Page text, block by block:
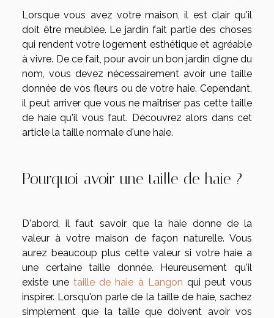
Lorsque vous avez votre maison, il est clair qu'il
doit être meublée. Le jardin fait partie des choses
qui rendent votre logement esthétique et agréable
à vivre. De ce fait, pour avoir un bon jardin digne du
nom, vous devez nécessairement avoir une taille
donnée de vos fleurs ou de votre haie. Cependant,
il peut arriver que vous ne maîtriser pas cette taille
de haie qu'il vous faut. Découvrez alors dans cet
article la taille normale d'une haie.
Pourquoi avoir une taille de haie ?
D'abord, il faut savoir que la haie donne de la
valeur à votre maison de façon naturelle. Vous
aurez beaucoup plus cette valeur si votre haie a
une certaine taille donnée. Heureusement qu'il
existe unetaille de haie à Langon qui peut vous
inspirer. Lorsqu'on parle de la taille de haie, sachez
simplement que la taille que doivent avoir vos